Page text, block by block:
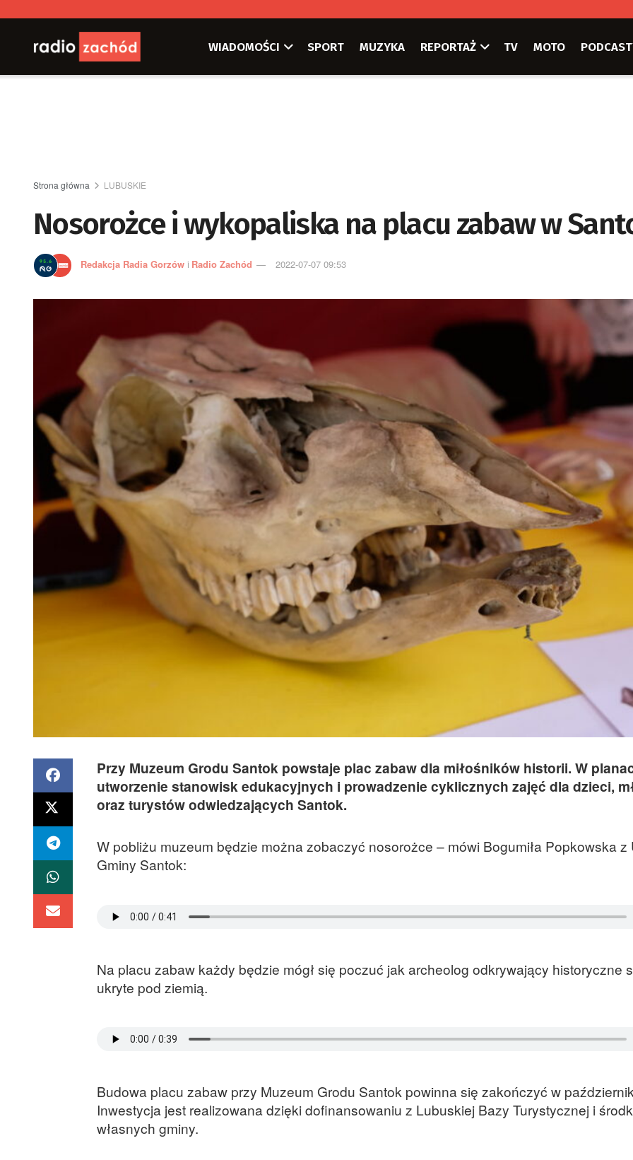
WIADOMOŚCI SPORT MUZYKA REPORTAŻ TV MOTO
Strona główna LUBUSKIE
Nosorożce i wykopaliska na placu zabaw w
Redakcja Radia Gorzów i Radio Zachód 2022-07-07 09:53
Przy Muzeum Grodu Santok powstaje plac zabaw dla miłośników historii. W
utworzenie stanowisk edukacyjnych i prowadzenie cyklicznych zajęć dla dzieci,
oraz turystów odwiedzających Santok.
W pobliżu muzeum będzie można zobaczyć nosorożce – mówi Bogumiła Popkowska z
Gminy Santok:
Na placu zabaw każdy będzie mógł się poczuć jak archeolog odkrywający historyczne
ukryte pod ziemią.
Budowa placu zabaw przy Muzeum Grodu Santok powinna się zakończyć w
Inwestycja jest realizowana dzięki dofinansowaniu z Lubuskiej Bazy Turystycznej i
własnych gminy.